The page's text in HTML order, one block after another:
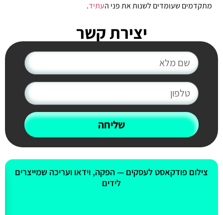
מתקדמים שעומדים לשנות את פני העתיד.
יצירת קשר
שליחה
אולי יעניין אותך גם
צילום פודקאסט לעסקים — הפקה, וידאו ועריכה שמייצרים
לידים